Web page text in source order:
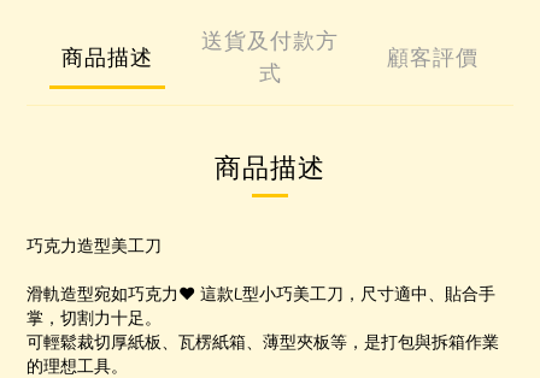
商品描述
送貨及付款方
式
顧客評價
商品描述
巧克力造型美工刀
滑軌造型宛如巧克力♥ 這款L型小巧美工刀，尺寸適中、貼合手
掌，切割力十足。
可輕鬆裁切厚紙板、瓦楞紙箱、薄型夾板等，是打包與拆箱作業
的理想工具。